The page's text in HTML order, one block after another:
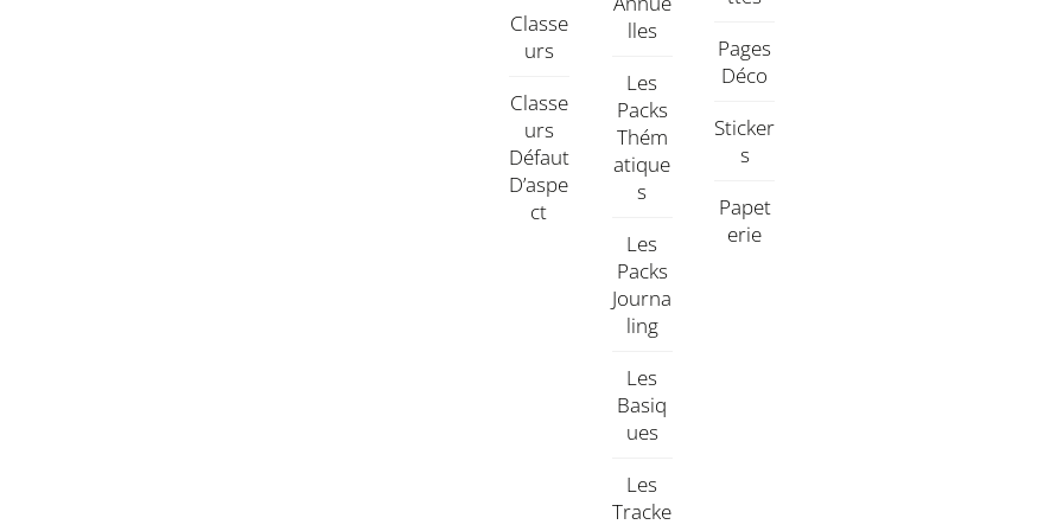
Classe
Urs
Classe
Urs
Défaut
D’aspe
Ct
Lles
Les
Packs
Thém
Atique
S
Les
Packs
Journa
Ling
Les
Basiq
Ues
Les
Tracke
Pages
Déco
Sticker
S
Papet
Erie